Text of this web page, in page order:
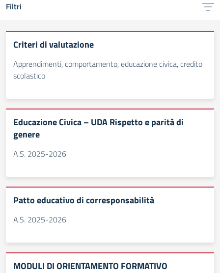
Filtri
Criteri di valutazione
Apprendimenti, comportamento, educazione civica, credito
scolastico
Educazione Civica – UDA Rispetto e parità di
genere
A.S. 2025-2026
Patto educativo di corresponsabilità
A.S. 2025-2026
MODULI DI ORIENTAMENTO FORMATIVO